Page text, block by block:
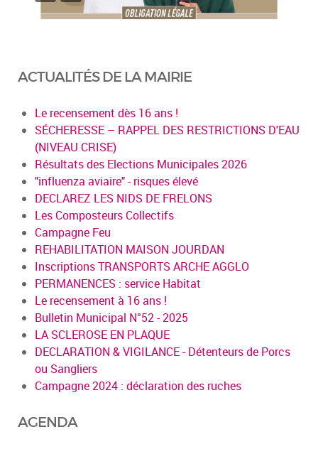
ACTUALITÉS DE LA MAIRIE
Le recensement dès 16 ans !
SÉCHERESSE – RAPPEL DES RESTRICTIONS D'EAU
(NIVEAU CRISE)
Résultats des Elections Municipales 2026
"influenza aviaire" - risques élevé
DECLAREZ LES NIDS DE FRELONS
Les Composteurs Collectifs
Campagne Feu
REHABILITATION MAISON JOURDAN
Inscriptions TRANSPORTS ARCHE AGGLO
PERMANENCES : service Habitat
Le recensement à 16 ans !
Bulletin Municipal N°52 - 2025
LA SCLEROSE EN PLAQUE
DECLARATION & VIGILANCE - Détenteurs de Porcs
ou Sangliers
Campagne 2024 : déclaration des ruches
AGENDA